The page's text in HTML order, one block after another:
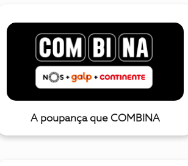
A poupança que COMBINA